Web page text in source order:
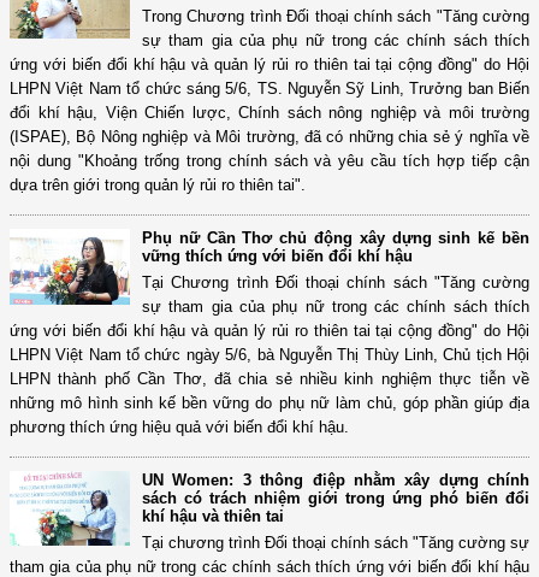
Trong Chương trình Đối thoại chính sách "Tăng cường
sự tham gia của phụ nữ trong các chính sách thích
ứng với biến đổi khí hậu và quản lý rủi ro thiên tai tại cộng đồng" do Hội
LHPN Việt Nam tổ chức sáng 5/6, TS. Nguyễn Sỹ Linh, Trưởng ban Biến
đổi khí hậu, Viện Chiến lược, Chính sách nông nghiệp và môi trường
(ISPAE), Bộ Nông nghiệp và Môi trường, đã có những chia sẻ ý nghĩa về
nội dung "Khoảng trống trong chính sách và yêu cầu tích hợp tiếp cận
dựa trên giới trong quản lý rủi ro thiên tai".
Phụ nữ Cần Thơ chủ động xây dựng sinh kế bền
vững thích ứng với biến đổi khí hậu
Tại Chương trình Đối thoại chính sách "Tăng cường
sự tham gia của phụ nữ trong các chính sách thích
ứng với biến đổi khí hậu và quản lý rủi ro thiên tai tại cộng đồng" do Hội
LHPN Việt Nam tổ chức ngày 5/6, bà Nguyễn Thị Thùy Linh, Chủ tịch Hội
LHPN thành phố Cần Thơ, đã chia sẻ nhiều kinh nghiệm thực tiễn về
những mô hình sinh kế bền vững do phụ nữ làm chủ, góp phần giúp địa
phương thích ứng hiệu quả với biến đổi khí hậu.
UN Women: 3 thông điệp nhằm xây dựng chính
sách có trách nhiệm giới trong ứng phó biến đổi
khí hậu và thiên tai
Tại chương trình Đối thoại chính sách "Tăng cường sự
tham gia của phụ nữ trong các chính sách thích ứng với biến đổi khí hậu